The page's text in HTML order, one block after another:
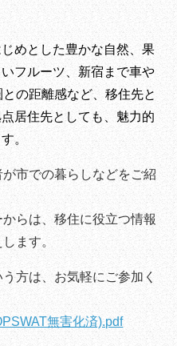
めとした豊かな自然、果
フルーツ、新宿まで車や
の距離感など、移住先と
居住先としても、魅力的
。
市での暮らしなどをご紹
らは、移住に役立つ情報
ます。
方は、お気軽にご参加く
無害化済).pdf